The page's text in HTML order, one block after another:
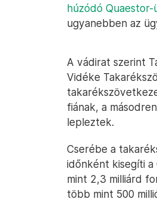
húzódó Quaestor-
ugyanebben az
A vádirat szerint
Vidéke
fiának, a
lepleztek.
Cserébe a
időnként kisegíti
mint 2,3 milliárd
több mint 500